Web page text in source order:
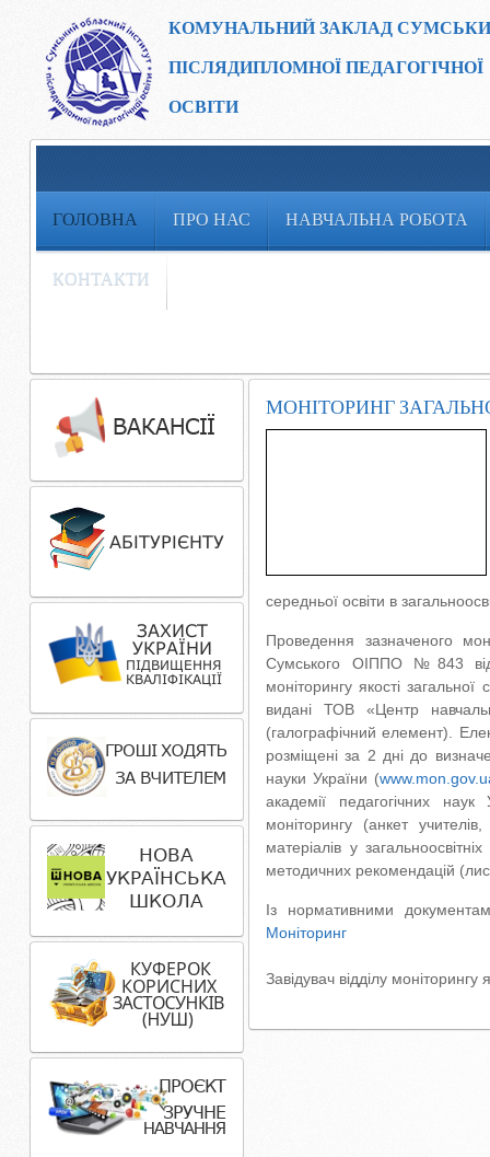
КОМУНАЛЬНИЙ ЗАКЛАД
ПІСЛЯДИПЛОМНОЇ ПЕДАГОГІЧНОЇ
ОСВІТИ
ГОЛОВНА ПРО НАС НАВЧАЛЬНА РОБОТА
КОНТАКТИ
МОНІТОРИНГ
середньої освіти в
Проведення зазначеного
Сумського ОІППО №843 від
моніторингу якості
видані ТОВ «Центр
(галографічний елемент).
розміщені за 2 дні до
науки України (
академії педагогічних наук
моніторингу (анкет
матеріалів у
методичних рекомендацій
Із нормативними
Моніторинг
Завідувач